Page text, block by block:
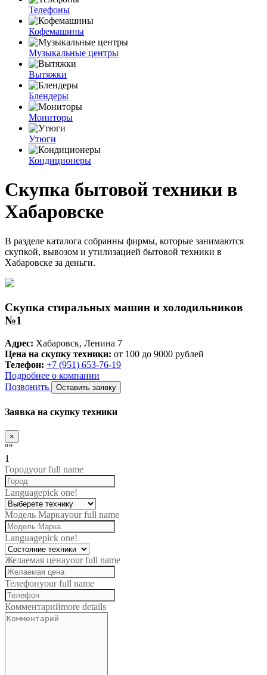
Телефоны
Кофемашины
Музыкальные центры
Вытяжки
Блендеры
Мониторы
Утюги
Кондиционеры
Скупка бытовой техники в
Хабаровске
В разделе каталога собранны фирмы, которые занимаются
скупкой, вывозом и утилизацией бытовой техники в
Хабаровске за деньги.
Скупка стиральных машин и холодильников
№1
Адрес: Хабаровск, Ленина 7
Цена на скупку техники: от 100 до 9000 рублей
Телефон: +7 (951) 653-76-19
Подробнее о компании
Позвонить
Оставить заявку
Заявка на скупку техники
×
""
1
Городyour full name
Languagepick one!
Модель Маркаyour full name
Languagepick one!
Желаемая ценаyour full name
Телефонyour full name
Комментарийmore details